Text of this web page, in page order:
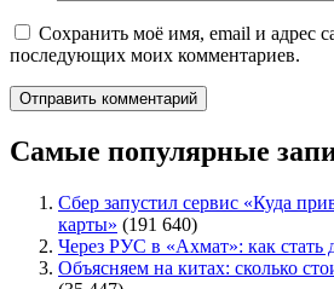
Сохранить моё имя, email и адрес
последующих моих комментариев.
Самые популярные
Сбер запустил сервис «Куда
карты» (191 640)
Через РУС в «Ахмат»: как стать
Объясняем на китах: сколько